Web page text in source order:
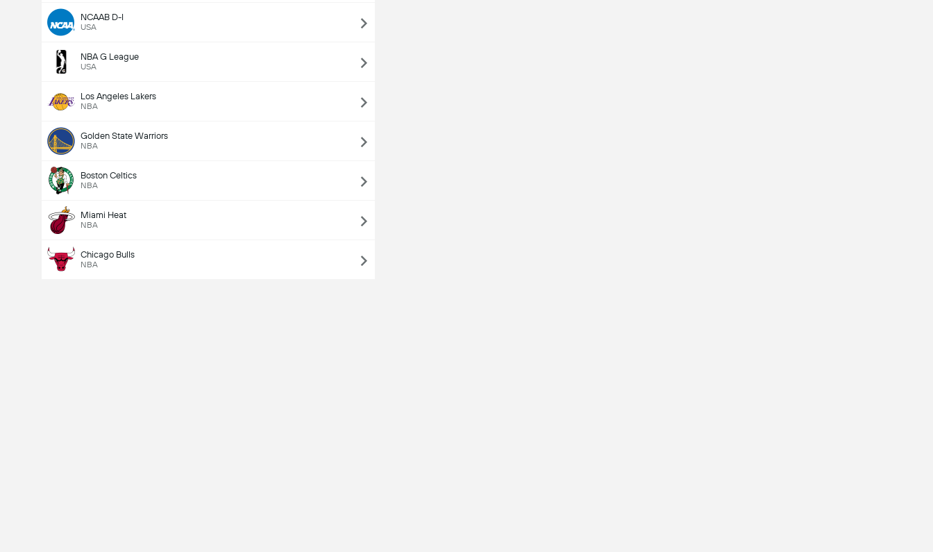
NCAAB D-I
USA
NBA G League
USA
Los Angeles Lakers
NBA
Golden State Warriors
NBA
Boston Celtics
NBA
Miami Heat
NBA
Chicago Bulls
NBA